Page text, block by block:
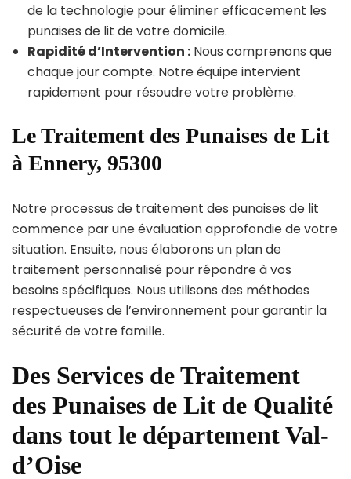
de la technologie pour éliminer efficacement les
punaises de lit de votre domicile.
Rapidité d’Intervention : Nous comprenons que
chaque jour compte. Notre équipe intervient
rapidement pour résoudre votre problème.
Le Traitement des Punaises de Lit
à Ennery, 95300
Notre processus de traitement des punaises de lit
commence par une évaluation approfondie de votre
situation. Ensuite, nous élaborons un plan de
traitement personnalisé pour répondre à vos
besoins spécifiques. Nous utilisons des méthodes
respectueuses de l’environnement pour garantir la
sécurité de votre famille.
Des Services de Traitement
des Punaises de Lit de Qualité
dans tout le département Val-
d’Oise